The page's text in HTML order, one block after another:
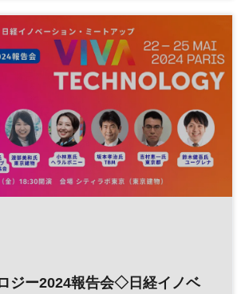
ベーション テクノロジー
グローバル デジタル 参加無料
ジー2024報告会◇日経イノベ